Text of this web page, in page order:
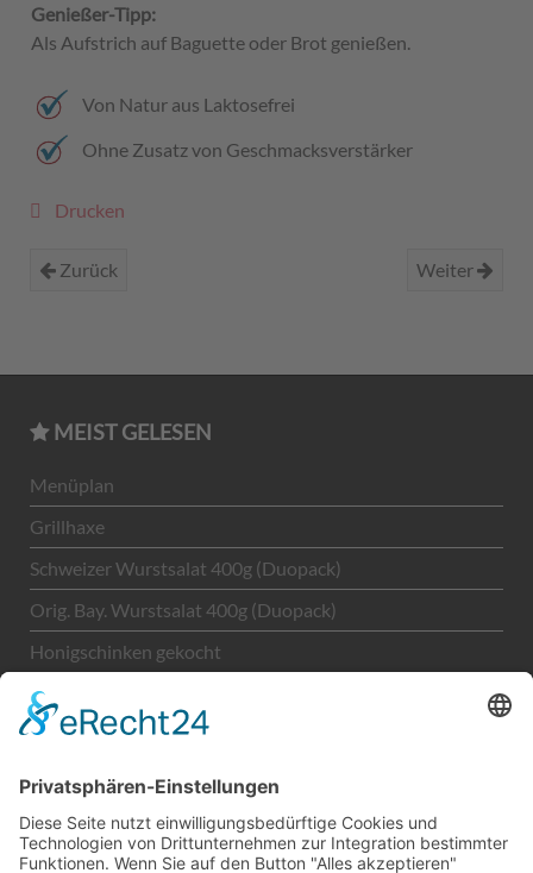
Genießer-Tipp:
Als Aufstrich auf Baguette oder Brot genießen.
Von Natur aus Laktosefrei
Ohne Zusatz von Geschmacksverstärker
Drucken
Zurück Weiter
MEIST GELESEN
Menüplan
Grillhaxe
Schweizer Wurstsalat 400g (Duopack)
Orig. Bay. Wurstsalat 400g (Duopack)
Honigschinken gekocht
Unternehmen
LEGAL
Kontakt
Impressum